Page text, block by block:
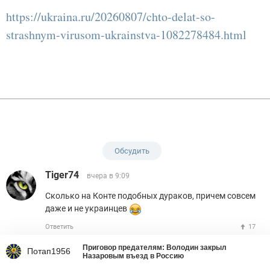
Потап1956
Приговор предателям: Володин закрыл
Назаровым въезд в Россию
https://ukraina.ru/20260807/chto-delat-so-
strashnym-virusom-ukrainstva-1082278484.html
Обсудить
Tiger74 вчера в 9:09
Сколько на Конте подобных дураков, причем совсем
даже и не украинцев
Ответить 17
дусТ вчера в 9:15